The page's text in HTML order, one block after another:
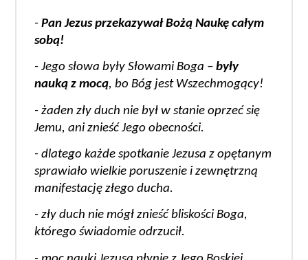
- Pan Jezus przekazywał Bożą Naukę całym
sobą!
- Jego słowa były Słowami Boga – były
nauką z mocą, bo Bóg jest Wszechmogący!
- żaden zły duch nie był w stanie oprzeć się
Jemu, ani znieść Jego obecności.
- dlatego każde spotkanie Jezusa z opętanym
sprawiało wielkie poruszenie i zewnętrzną
manifestację złego ducha.
- zły duch nie mógł znieść bliskości Boga,
którego świadomie odrzucił.